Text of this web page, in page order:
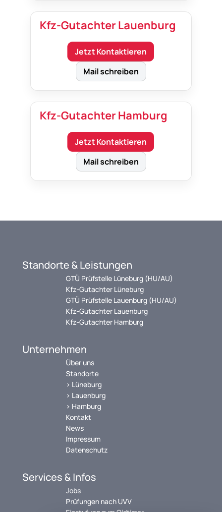
Kfz-Gutachter Lauenburg
Jetzt Kontaktieren
Mail schreiben
Kfz-Gutachter Hamburg
Jetzt Kontaktieren
Mail schreiben
Standorte & Leistungen
GTÜ Prüfstelle Lüneburg (HU/AU)
Kfz-Gutachter Lüneburg
GTÜ Prüfstelle Lauenburg (HU/AU)
Kfz-Gutachter Lauenburg
Kfz-Gutachter Hamburg
Unternehmen
Über uns
Standorte
> Lüneburg
> Lauenburg
> Hamburg
Kontakt
News
Impressum
Datenschutz
Services & Infos
Jobs
Prüfungen nach UVV